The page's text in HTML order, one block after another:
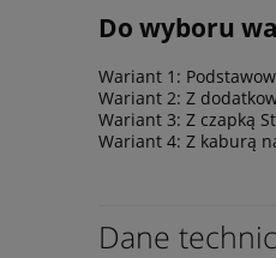
Do wyboru
Wariant 1:
Wariant 2: Z
Wariant 3: Z czapką
Wariant 4: Z kaburą
Dane